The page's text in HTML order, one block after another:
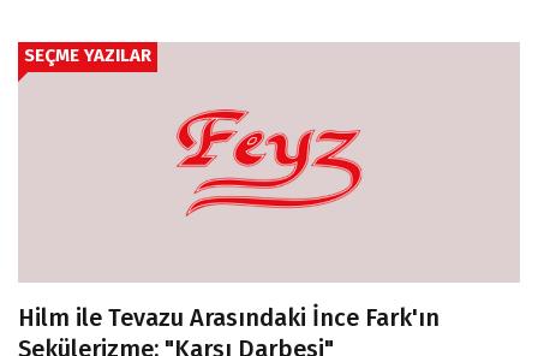
SEÇME YAZILAR
Hilm ile Tevazu Arasındaki İnce Fark'ın
Sekülerizme; "Karşı Darbesi"